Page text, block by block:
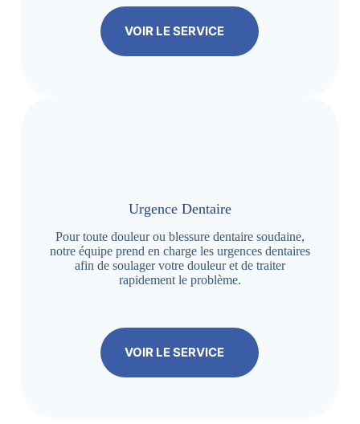
VOIR LE SERVICE
Urgence Dentaire
Pour toute douleur ou blessure dentaire soudaine,
notre équipe prend en charge les urgences dentaires
afin de soulager votre douleur et de traiter
rapidement le problème.
VOIR LE SERVICE